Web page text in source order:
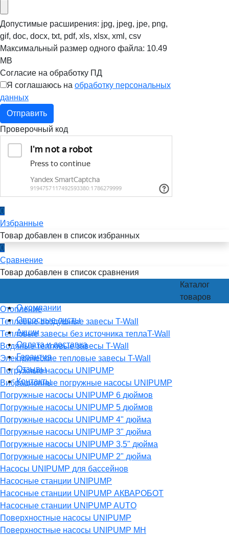
Допустимые расширения: jpg, jpeg, jpe, png,
gif, doc, docx, txt, pdf, xls, xlsx, xml, csv
Максимальный размер одного файла: 10.49
MB
Согласие на обработку ПД
Я соглашаюсь на обработку персональных
данных
Отправить
Проверочный код
0
Избранные
Товар добавлен в список избранных
0
Сравнение
Товар добавлен в список сравнения
О компании
Опросные листы
Акции
Оплата и доставка
Гарантия
Отзывы
Контакты
Каталог
товаров
Отопление
Тепловые воздушные завесы T-Wall
Тепловые завесы без источника теплаT-Wall
Водяные тепловые завесы T-Wall
Электрические тепловые завесы T-Wall
Погружные насосы UNIPUMP
Вибрационные погружные насосы UNIPUMP
Погружные насосы UNIPUMP 6 дюймов
Погружные насосы UNIPUMP 5 дюймов
Погружные насосы UNIPUMP 4" дюйма
Погружные насосы UNIPUMP 3" дюйма
Погружные насосы UNIPUMP 3,5" дюйма
Погружные насосы UNIPUMP 2" дюйма
Насосы UNIPUMP для бассейнов
Насосные станции UNIPUMP
Насосные станции UNIPUMP АКВАРОБОТ
Насосные станции UNIPUMP AUTO
Поверхностные насосы UNIPUMP
Поверхностные насосы UNIPUMP MH